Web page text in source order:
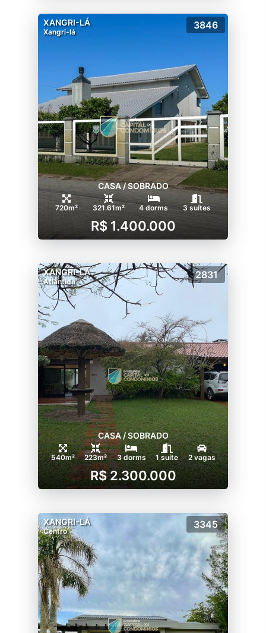
XANGRI-LÁ
Xangri-lá
3846
CASA / SOBRADO
720m² 321.61m² 4 dorms 3 suítes
R$ 1.400.000
XANGRI-LÁ
Atlântida
2831
CASA / SOBRADO
540m² 223m² 3 dorms 1 suíte 2 vagas
R$ 2.300.000
XANGRI-LÁ
Centro
3345